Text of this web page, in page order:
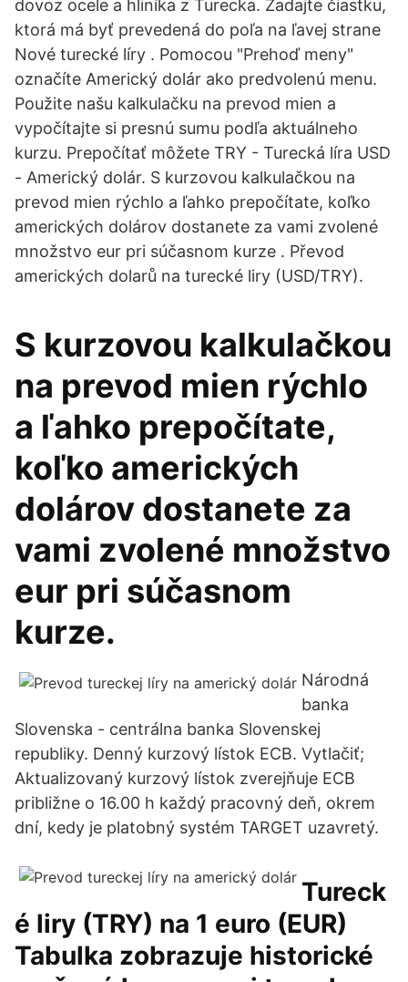
dovoz ocele a hliníka z Turecka. Zadajte čiastku,
ktorá má byť prevedená do poľa na ľavej strane
Nové turecké líry . Pomocou "Prehoď meny"
označíte Americký dolár ako predvolenú menu.
Použite našu kalkulačku na prevod mien a
vypočítajte si presnú sumu podľa aktuálneho
kurzu. Prepočítať môžete TRY - Turecká líra USD
- Americký dolár. S kurzovou kalkulačkou na
prevod mien rýchlo a ľahko prepočítate, koľko
amerických dolárov dostanete za vami zvolené
množstvo eur pri súčasnom kurze . Převod
amerických dolarů na turecké liry (USD/TRY).
S kurzovou kalkulačkou
na prevod mien rýchlo
a ľahko prepočítate,
koľko amerických
dolárov dostanete za
vami zvolené množstvo
eur pri súčasnom
kurze.
Národná
banka
Slovenska - centrálna banka Slovenskej
republiky. Denný kurzový lístok ECB. Vytlačiť;
Aktualizovaný kurzový lístok zverejňuje ECB
približne o 16.00 h každý pracovný deň, okrem
dní, kedy je platobný systém TARGET uzavretý.
Tureck
é liry (TRY) na 1 euro (EUR)
Tabulka zobrazuje historické